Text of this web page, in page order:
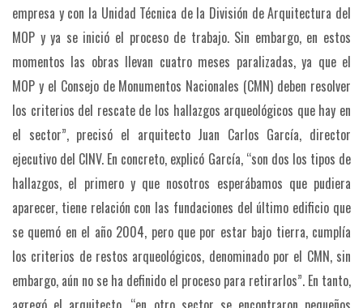
empresa y con la Unidad Técnica de la División de Arquitectura del
MOP y ya se inició el proceso de trabajo. Sin embargo, en estos
momentos las obras llevan cuatro meses paralizadas, ya que el
MOP y el Consejo de Monumentos Nacionales (CMN) deben resolver
los criterios del rescate de los hallazgos arqueológicos que hay en
el sector”, precisó el arquitecto Juan Carlos García, director
ejecutivo del CINV. En concreto, explicó García, “son dos los tipos de
hallazgos, el primero y que nosotros esperábamos que pudiera
aparecer, tiene relación con las fundaciones del último edificio que
se quemó en el año 2004, pero que por estar bajo tierra, cumplía
los criterios de restos arqueológicos, denominado por el CMN, sin
embargo, aún no se ha definido el proceso para retirarlos”. En tanto,